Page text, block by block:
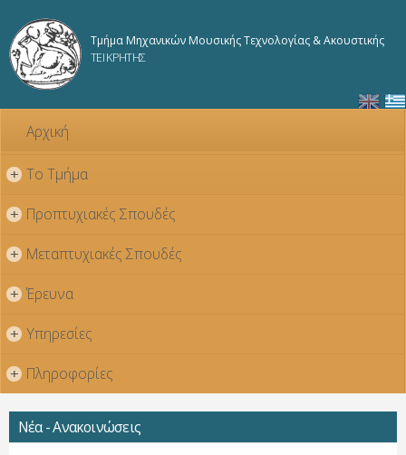
κυρίως
Τμήμα Μηχανικών Μουσικής Τεχνολογίας & Ακουστικής
ΤΕΙ ΚΡΗΤΗΣ
Αρχική
+ Το Τμήμα
+ Προπτυχιακές Σπουδές
+ Μεταπτυχιακές Σπουδές
+ Έρευνα
+ Υπηρεσίες
+ Πληροφορίες
Νέα - Ανακοινώσεις